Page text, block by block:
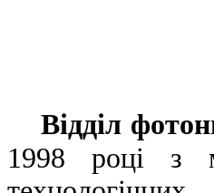
Відділ
1998 році з